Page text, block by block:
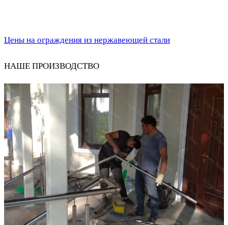
Цены на ограждения из нержавеющей стали
НАШЕ ПРОИЗВОДСТВО